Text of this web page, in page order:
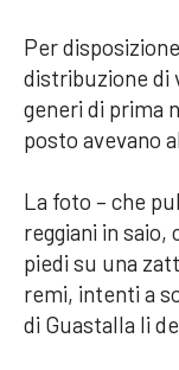
Per
distribuzione di
generi di prima
posto avevano
La foto – che
reggiani in saio,
piedi su una
remi, intenti a
di Guastalla li